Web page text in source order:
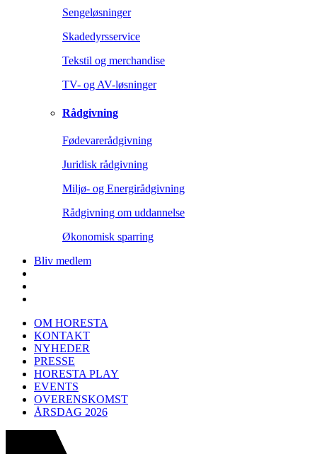
Sengeløsninger
Skadedyrsservice
Tekstil og merchandise
TV- og AV-løsninger
Rådgivning
Fødevarerådgivning
Juridisk rådgivning
Miljø- og Energirådgivning
Rådgivning om uddannelse
Økonomisk sparring
Bliv medlem
OM HORESTA
KONTAKT
NYHEDER
PRESSE
HORESTA PLAY
EVENTS
OVERENSKOMST
ÅRSDAG 2026